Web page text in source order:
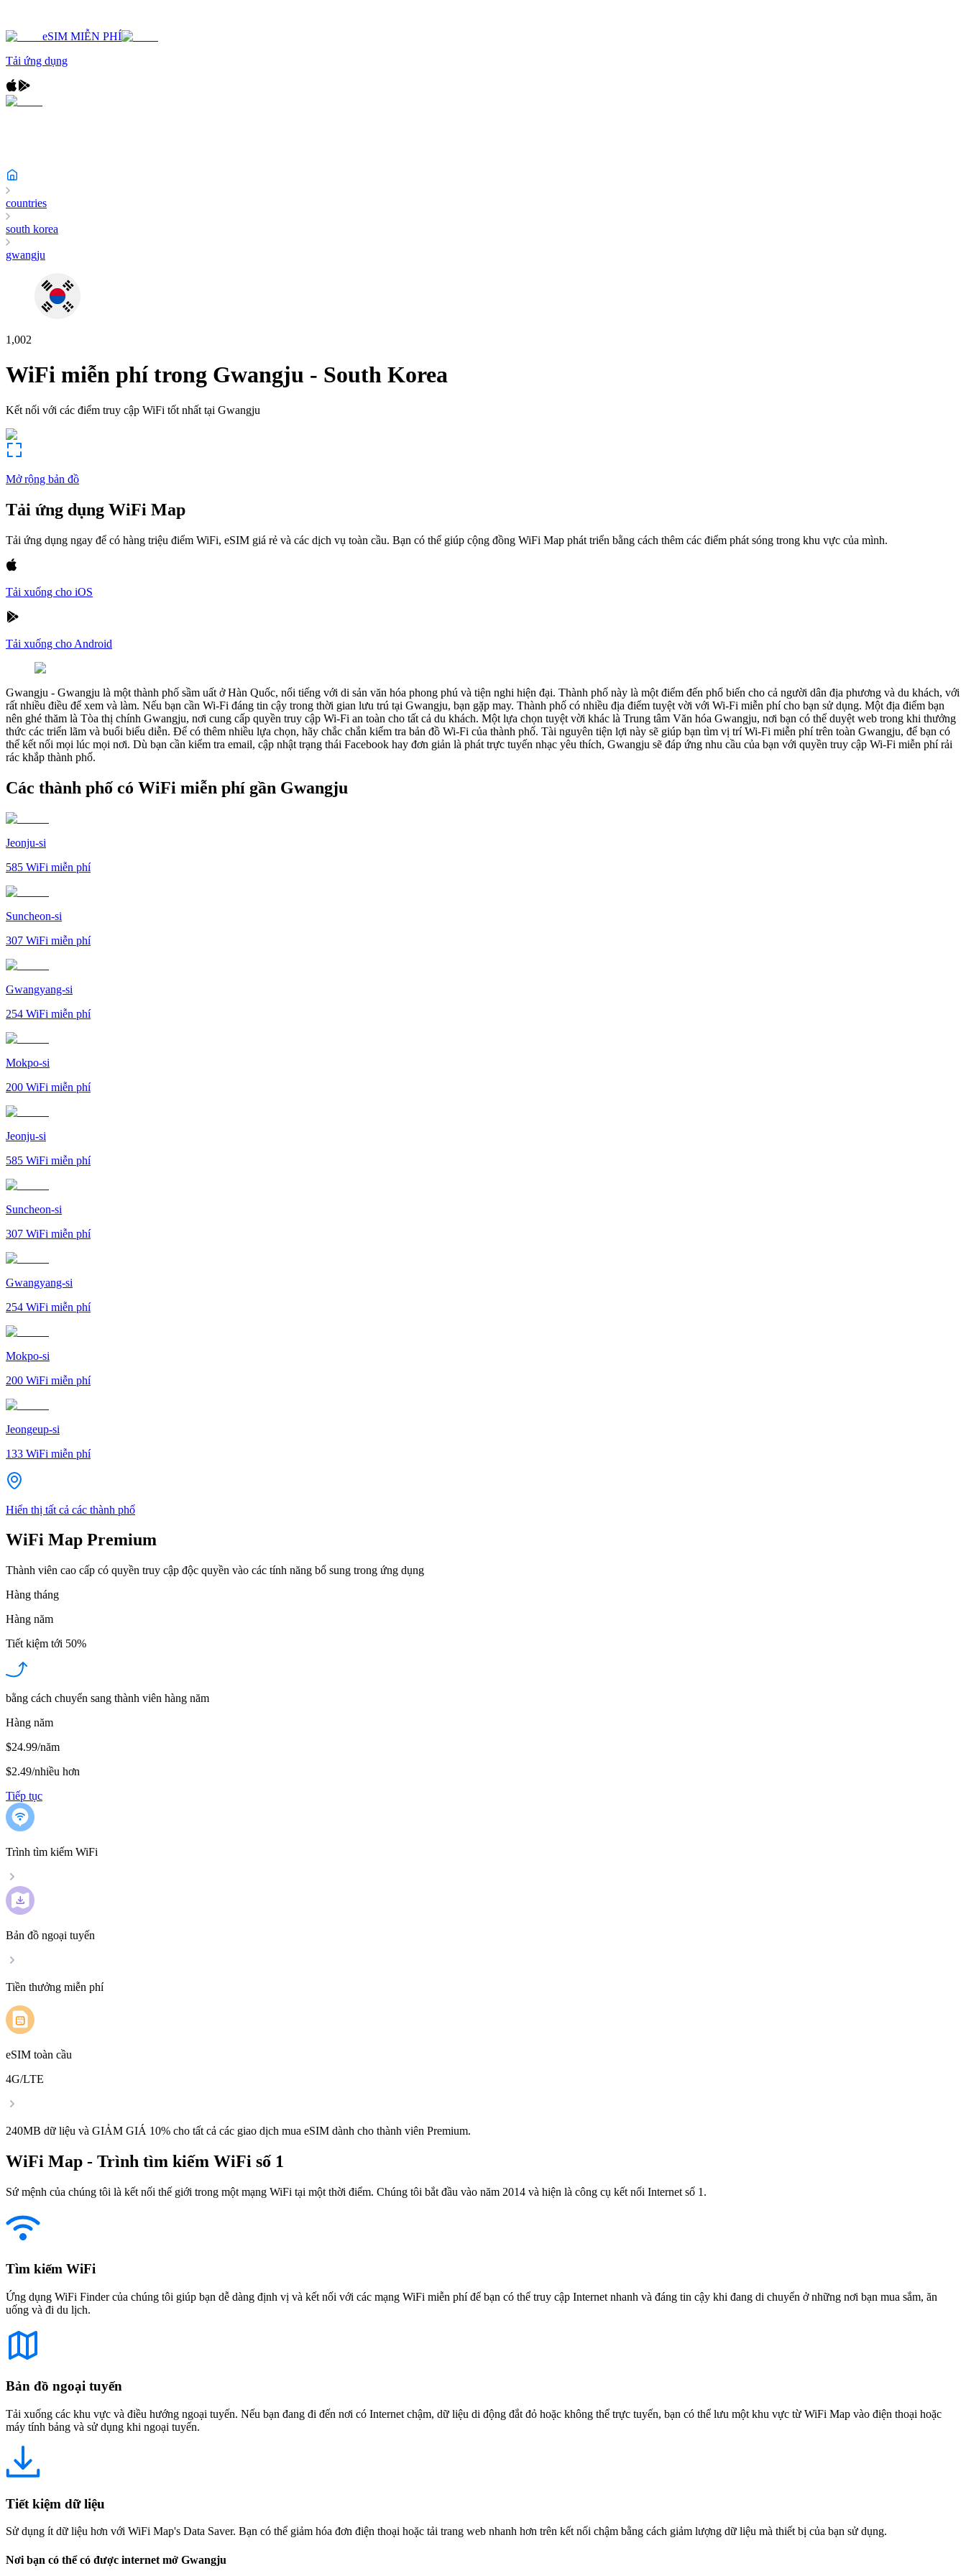
eSIM MIỄN PHÍ
Tải ứng dụng
countries
south korea
gwangju
1,002
WiFi miễn phí trong Gwangju - South Korea
Kết nối với các điểm truy cập WiFi tốt nhất tại Gwangju
Mở rộng bản đồ
Tải ứng dụng WiFi Map
Tải ứng dụng ngay để có hàng triệu điểm WiFi, eSIM giá rẻ và các dịch vụ toàn cầu. Bạn có thể giúp cộng đồng WiFi Map phát triển bằng cách thêm các điểm phát sóng trong khu vực của mình.
Tải xuống cho iOS
Tải xuống cho Android
Gwangju - Gwangju là một thành phố sầm uất ở Hàn Quốc, nổi tiếng với di sản văn hóa phong phú và tiện nghi hiện đại. Thành phố này là một điểm đến phổ biến cho cả người dân địa phương và du khách, với
rất nhiều điều để xem và làm. Nếu bạn cần Wi-Fi đáng tin cậy trong thời gian lưu trú tại Gwangju, bạn gặp may. Thành phố có nhiều địa điểm tuyệt vời với Wi-Fi miễn phí cho bạn sử dụng. Một địa điểm bạn
nên ghé thăm là Tòa thị chính Gwangju, nơi cung cấp quyền truy cập Wi-Fi an toàn cho tất cả du khách. Một lựa chọn tuyệt vời khác là Trung tâm Văn hóa Gwangju, nơi bạn có thể duyệt web trong khi thưởng
thức các triển lãm và buổi biểu diễn. Để có thêm nhiều lựa chọn, hãy chắc chắn kiểm tra bản đồ Wi-Fi của thành phố. Tài nguyên tiện lợi này sẽ giúp bạn tìm vị trí Wi-Fi miễn phí trên toàn Gwangju, để bạn có
thể kết nối mọi lúc mọi nơi. Dù bạn cần kiểm tra email, cập nhật trạng thái Facebook hay đơn giản là phát trực tuyến nhạc yêu thích, Gwangju sẽ đáp ứng nhu cầu của bạn với quyền truy cập Wi-Fi miễn phí rải
rác khắp thành phố.
Các thành phố có WiFi miễn phí gần Gwangju
Jeonju-si
585 WiFi miễn phí
Suncheon-si
307 WiFi miễn phí
Gwangyang-si
254 WiFi miễn phí
Mokpo-si
200 WiFi miễn phí
Jeonju-si
585 WiFi miễn phí
Suncheon-si
307 WiFi miễn phí
Gwangyang-si
254 WiFi miễn phí
Mokpo-si
200 WiFi miễn phí
Jeongeup-si
133 WiFi miễn phí
Hiển thị tất cả các thành phố
WiFi Map Premium
Thành viên cao cấp có quyền truy cập độc quyền vào các tính năng bổ sung trong ứng dụng
Hàng tháng
Hàng năm
Tiết kiệm tới 50%
bằng cách chuyển sang thành viên hàng năm
Hàng năm
$24.99/năm
$2.49/nhiều hơn
Tiếp tục
Trình tìm kiếm WiFi
Bản đồ ngoại tuyến
Tiền thưởng miễn phí
eSIM toàn cầu
4G/LTE
240MB dữ liệu và GIẢM GIÁ 10% cho tất cả các giao dịch mua eSIM dành cho thành viên Premium.
WiFi Map - Trình tìm kiếm WiFi số 1
Sứ mệnh của chúng tôi là kết nối thế giới trong một mạng WiFi tại một thời điểm. Chúng tôi bắt đầu vào năm 2014 và hiện là công cụ kết nối Internet số 1.
Tìm kiếm WiFi
Ứng dụng WiFi Finder của chúng tôi giúp bạn dễ dàng định vị và kết nối với các mạng WiFi miễn phí để bạn có thể truy cập Internet nhanh và đáng tin cậy khi đang di chuyển ở những nơi bạn mua sắm, ăn
uống và đi du lịch.
Bản đồ ngoại tuyến
Tải xuống các khu vực và điều hướng ngoại tuyến. Nếu bạn đang đi đến nơi có Internet chậm, dữ liệu di động đắt đỏ hoặc không thể trực tuyến, bạn có thể lưu một khu vực từ WiFi Map vào điện thoại hoặc
máy tính bảng và sử dụng khi ngoại tuyến.
Tiết kiệm dữ liệu
Sử dụng ít dữ liệu hơn với WiFi Map's Data Saver. Bạn có thể giảm hóa đơn điện thoại hoặc tải trang web nhanh hơn trên kết nối chậm bằng cách giảm lượng dữ liệu mà thiết bị của bạn sử dụng.
Nơi bạn có thể có được internet mở Gwangju